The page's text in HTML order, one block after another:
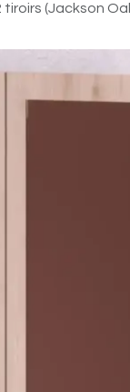
tiroirs (Jackson